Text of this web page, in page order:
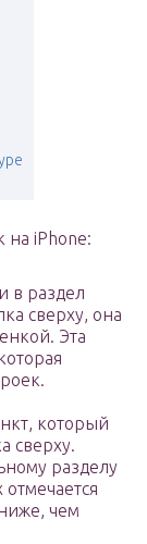
на iPhone:
в раздел
сверху, она
Эта
который
сверху.
разделу
чем